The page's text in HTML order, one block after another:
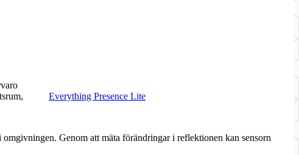
Everything Presence Lite
Genom att mäta förändringar i reflektionen kan sensorn